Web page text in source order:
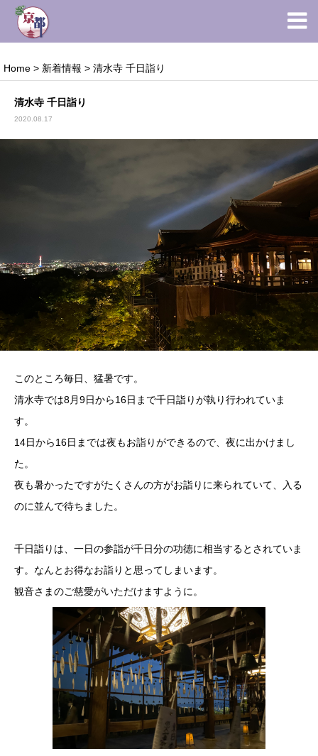
Home > 新着情報 > 清水寺 千日詣り
清水寺 千日詣り
2020.08.17
このところ毎日、猛暑です。
清水寺では8月9日から16日まで千日詣りが執り行われていま
す。
14日から16日までは夜もお詣りができるので、夜に出かけまし
た。
夜も暑かったですがたくさんの方がお詣りに来られていて、入る
のに並んで待ちました。
千日詣りは、一日の参詣が千日分の功徳に相当するとされていま
す。なんとお得なお詣りと思ってしまいます。
観音さまのご慈愛がいただけますように。